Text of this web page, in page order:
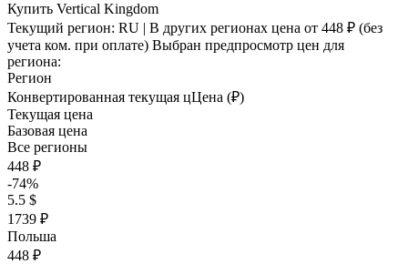
Купить Vertical Kingdom
Текущий регион: RU | В других регионах цена от 448 ₽ (без
учета ком. при оплате) Выбран предпросмотр цен для
региона:
Регион
Конвертированная текущая цЦена (₽)
Текущая цена
Базовая цена
Все регионы
448 ₽
-74%
5.5 $
1739 ₽
Польша
448 ₽